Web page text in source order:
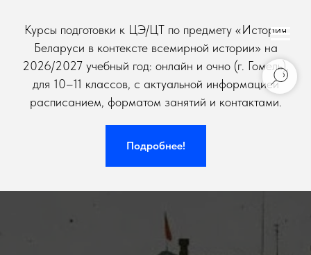
Курсы подготовки к ЦЭ/ЦТ по предмету «История
Беларуси в контексте всемирной истории» на
2026/2027 учебный год: онлайн и очно (г. Гомель),
для 10–11 классов, с актуальной информацией
расписанием, форматом занятий и контактами.
Подробнее!